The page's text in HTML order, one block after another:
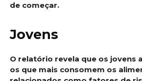
de começar.
Jovens
O relatório revela que os jovens
os que mais consomem os